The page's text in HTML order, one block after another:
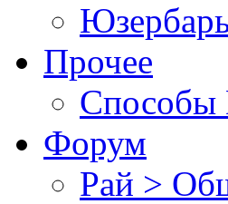
Прочее
Cпособы
Форум
Рай >